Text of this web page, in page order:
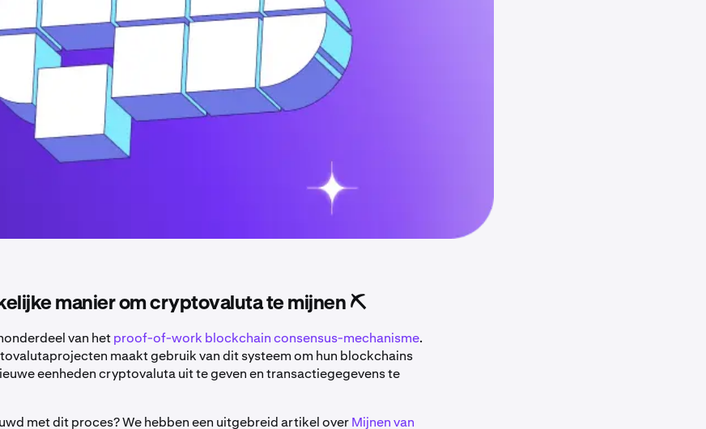
manier om cryptovaluta te mijnen ⛏️
van hetproof-of-work blockchain consensus-mechanisme.
maakt gebruik van dit systeem om hun blockchains
eenheden cryptovaluta uit te geven en transactiegegevens te
met dit proces? We hebben een uitgebreid artikel overMijnen van